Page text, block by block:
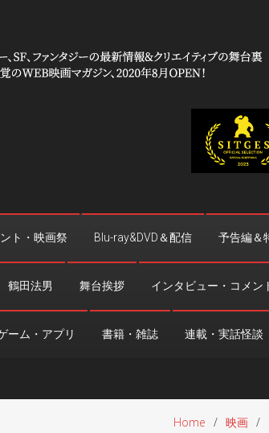
ト・映画祭 Blu-ray&DVD＆配信 予告編＆
鶴田法男 舞台挨拶 インタビュー・コメン
ーム・アプリ 書籍・雑誌 連載・実話怪談
Home
映画